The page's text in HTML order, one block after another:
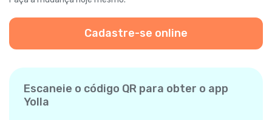
Cadastre-se online
Escaneie o código QR para obter o app
Yolla